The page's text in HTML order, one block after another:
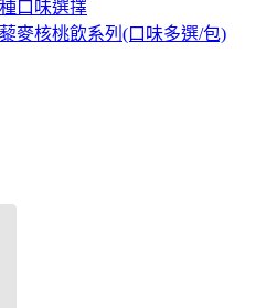
口味選擇
麥核桃飲系列(口味多選/包)